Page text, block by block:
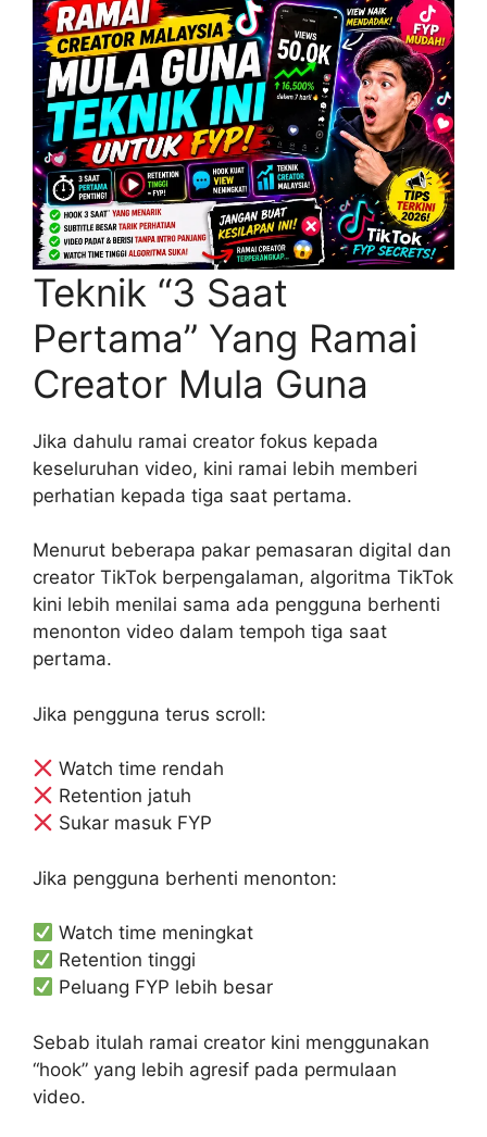
Teknik “3 Saat
Pertama” Yang Ramai
Creator Mula Guna
Jika dahulu ramai creator fokus kepada
keseluruhan video, kini ramai lebih memberi
perhatian kepada tiga saat pertama.
Menurut beberapa pakar pemasaran digital dan
creator TikTok berpengalaman, algoritma TikTok
kini lebih menilai sama ada pengguna berhenti
menonton video dalam tempoh tiga saat
pertama.
Jika pengguna terus scroll:
Watch time rendah
Retention jatuh
Sukar masuk FYP
Jika pengguna berhenti menonton:
Watch time meningkat
Retention tinggi
Peluang FYP lebih besar
Sebab itulah ramai creator kini menggunakan
“hook” yang lebih agresif pada permulaan
video.